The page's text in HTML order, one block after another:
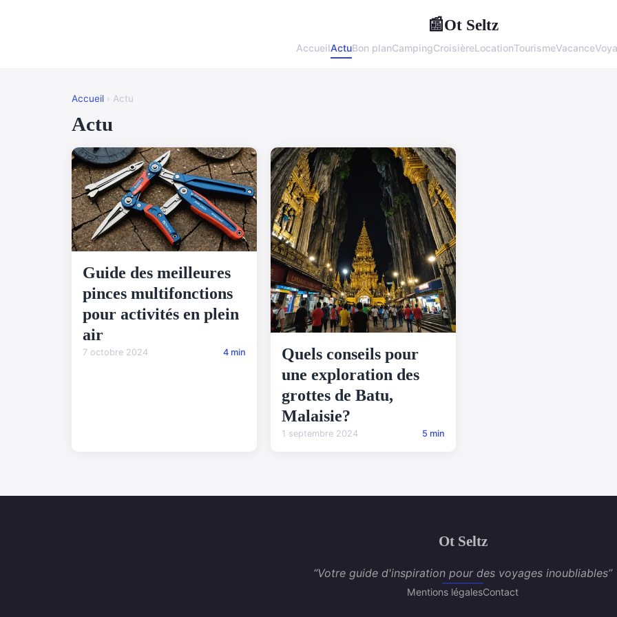
📰Ot Seltz
AccueilActuBon planCampingCroisièreLocationTourismeVacance
Accueil › Actu
Actu
Guide des meilleures
pinces multifonctions
pour activités en plein
air
7 octobre 2024 4 min
Quels conseils pour
une exploration des
grottes de Batu,
Malaisie?
1 septembre 2024 5 min
Ot Seltz
“Votre guide d'inspiration pour des voyages inoubliables”
Mentions légalesContact